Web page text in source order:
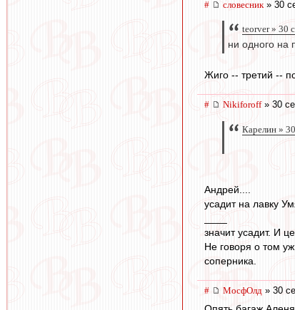
# словесник » 30
teorver » 30
ни одного на
Жиго -- третий --
# Nikiforoff» 30
Карелин »
Андрей....
усадит на лавку
значит усадит. И
Не говоря о том
соперника.
# МосфОлд » 30